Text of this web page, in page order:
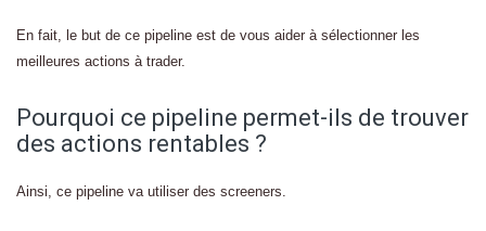
En fait, le but de ce pipeline est de vous aider à sélectionner les
meilleures actions à trader.
Pourquoi ce pipeline permet-ils de trouver
des actions rentables ?
Ainsi, ce pipeline va utiliser des screeners.